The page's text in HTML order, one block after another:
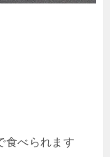
食べられます